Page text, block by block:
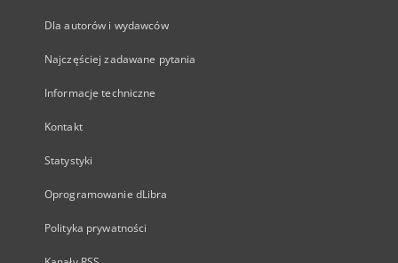
Dla autorów i wydawców
Najczęściej zadawane pytania
Informacje techniczne
Kontakt
Statystyki
Oprogramowanie dLibra
Polityka prywatności